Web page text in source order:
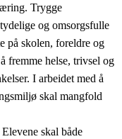
Trygge
og omsorgsfulle
på skolen, foreldre og
fremme helse, trivsel og
I arbeidet med å
skal mangfold
skal både